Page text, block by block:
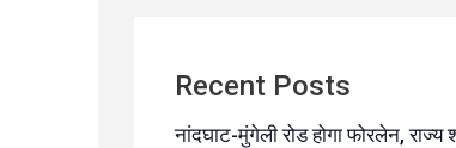
Recent Posts
नांदघाट-मुंगेली रोड होगा फोरलेन,